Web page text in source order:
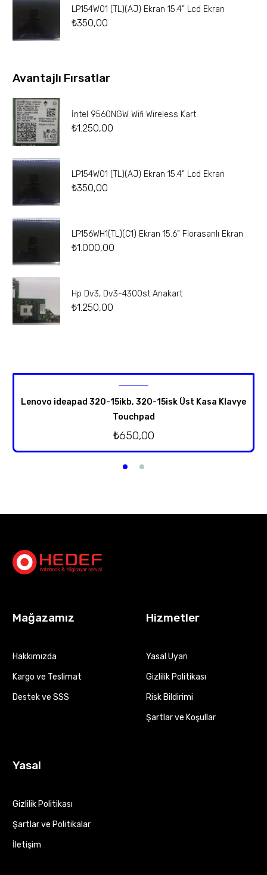
LP154W01 (TL)(AJ) Ekran 15.4” Lcd Ekran
₺350,00
Avantajlı Fırsatlar
İntel 9560NGW Wifi Wireless Kart
₺1.250,00
LP154W01 (TL)(AJ) Ekran 15.4” Lcd Ekran
₺350,00
LP156WH1(TL)(C1) Ekran 15.6” Florasanlı Ekran
₺1.000,00
Hp Dv3, Dv3-4300st Anakart
₺1.250,00
Lenovo ideapad 320-15ikb, 320-15isk Üst Kasa Klavye
Touchpad
₺650,00
Mağazamız
Hakkımızda
Kargo ve Teslimat
Destek ve SSS
Hizmetler
Yasal Uyarı
Gizlilik Politikası
Risk Bildirimi
Şartlar ve Koşullar
Yasal
Gizlilik Politikası
Şartlar ve Politikalar
İletişim